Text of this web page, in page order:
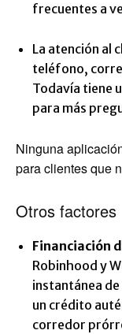
frecuentes a
La atención al
teléfono,
Todavía tiene
para más
Ninguna
para clientes que
Otros factores
Financiación
Robinhood y
instantánea
un crédito
corredor